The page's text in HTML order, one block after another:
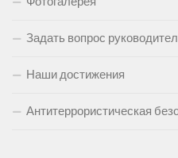
Задать вопрос
Наши достижения
Антитеррористическая